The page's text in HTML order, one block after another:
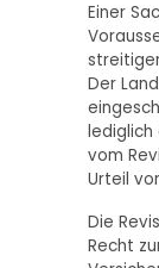
Einer
Der
lediglich
vom
Urteil
Die
Recht